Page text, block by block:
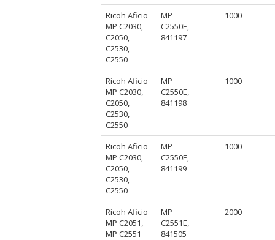
Ricoh Aficio
MP C2030,
C2050,
C2530,
C2550
MP
C2550E,
841197
1000
Ricoh Aficio
MP C2030,
C2050,
C2530,
C2550
MP
C2550E,
841198
1000
Ricoh Aficio
MP C2030,
C2050,
C2530,
C2550
MP
C2550E,
841199
1000
Ricoh Aficio
MP C2051,
MP C2551
MP
C2551E,
841505
2000